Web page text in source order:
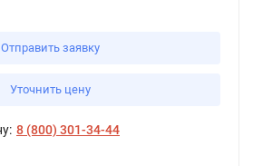
Отправить заявку
Уточнить цену
8 (800) 301-34-44